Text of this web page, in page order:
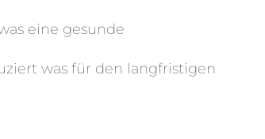
eine gesunde
was für den langfristigen